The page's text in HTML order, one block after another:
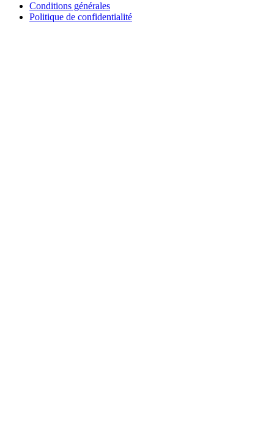
Conditions générales
Politique de confidentialité